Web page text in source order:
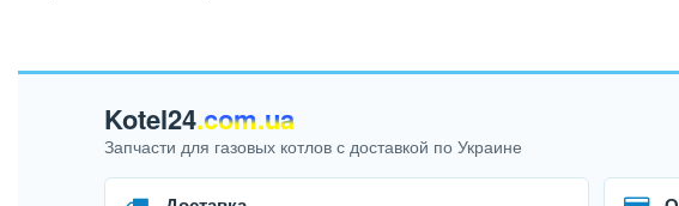
Kotel24.com.ua
Запчасти для газовых котлов с доставкой по Украине